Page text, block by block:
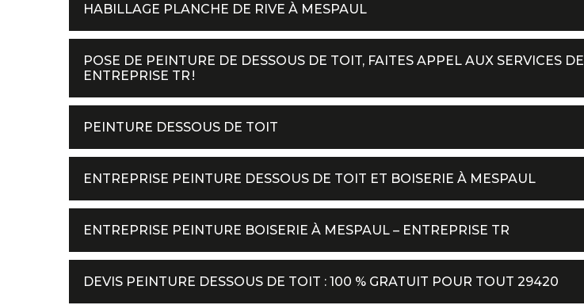
HABILLAGE PLANCHE DE RIVE À MESPAUL
POSE DE PEINTURE DE DESSOUS DE TOIT, FAITES APPEL AUX SERVICES DE
ENTREPRISE TR !
PEINTURE DESSOUS DE TOIT
ENTREPRISE PEINTURE DESSOUS DE TOIT ET BOISERIE À MESPAUL
ENTREPRISE PEINTURE BOISERIE À MESPAUL – ENTREPRISE TR
DEVIS PEINTURE DESSOUS DE TOIT : 100 % GRATUIT POUR TOUT 29420